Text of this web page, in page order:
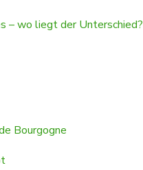
– wo liegt der Unterschied?
Bourgogne